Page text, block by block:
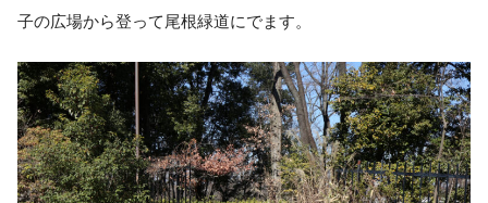
子の広場から登って尾根緑道にでます。